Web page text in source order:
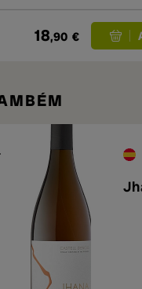
18,90 €